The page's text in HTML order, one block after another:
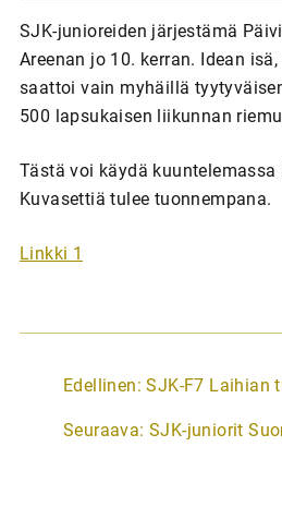
SJK-junioreiden järjestämä
Areenan jo 10. kerran. Idean
saattoi vain myhäillä
500 lapsukaisen liikunnan
Tästä voi käydä kuuntelemassa
Kuvasettiä tulee tuonnempana.
Linkki 1
A
t
Edellinen: SJK-F7 Laihian
Seuraava: SJK-juniorit